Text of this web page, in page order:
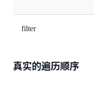
filter
真实的遍历顺序